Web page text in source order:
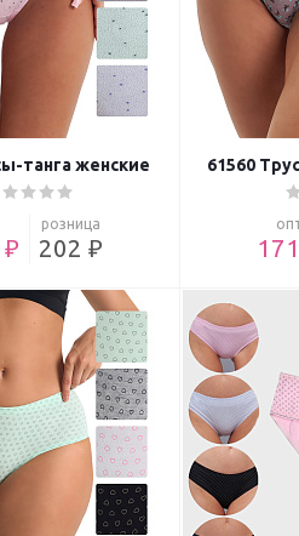
танга женские
₽
розница
202 ₽
61560